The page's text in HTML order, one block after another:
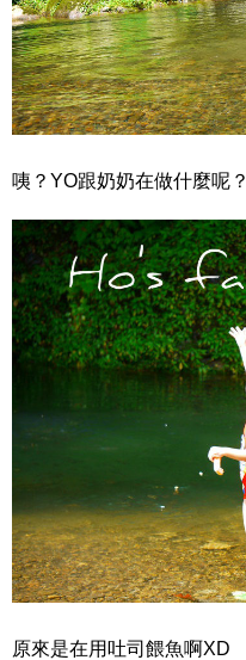
咦？YO跟奶奶在做什麼呢？
原來是在用吐司餵魚啊XD